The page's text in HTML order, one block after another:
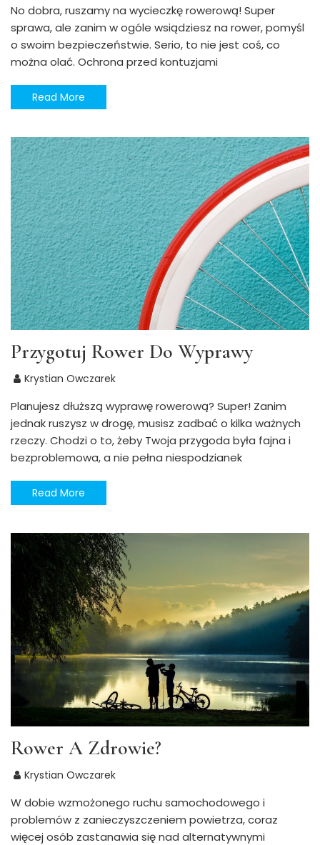
No dobra, ruszamy na wycieczkę rowerową! Super
sprawa, ale zanim w ogóle wsiądziesz na rower, pomyśl
o swoim bezpieczeństwie. Serio, to nie jest coś, co
można olać. Ochrona przed kontuzjami
Read More
Przygotuj Rower Do Wyprawy
Krystian Owczarek
Planujesz dłuższą wyprawę rowerową? Super! Zanim
jednak ruszysz w drogę, musisz zadbać o kilka ważnych
rzeczy. Chodzi o to, żeby Twoja przygoda była fajna i
bezproblemowa, a nie pełna niespodzianek
Read More
Rower A Zdrowie?
Krystian Owczarek
W dobie wzmożonego ruchu samochodowego i
problemów z zanieczyszczeniem powietrza, coraz
więcej osób zastanawia się nad alternatywnymi